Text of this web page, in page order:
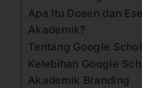
Apa Itu Dosen dan
Akademik?
Tentang Google
Kelebihan Google
Akademik Branding